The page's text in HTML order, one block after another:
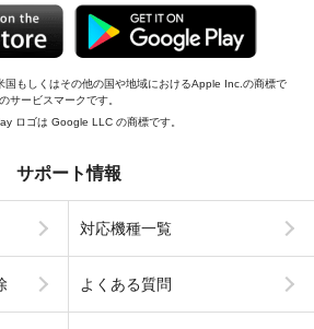
もしくはその他の国や地域におけるApple Inc.の商標で
ービスマークです。
ロゴは Google LLC の商標です。
サポート情報
対応機種一覧
よくある質問